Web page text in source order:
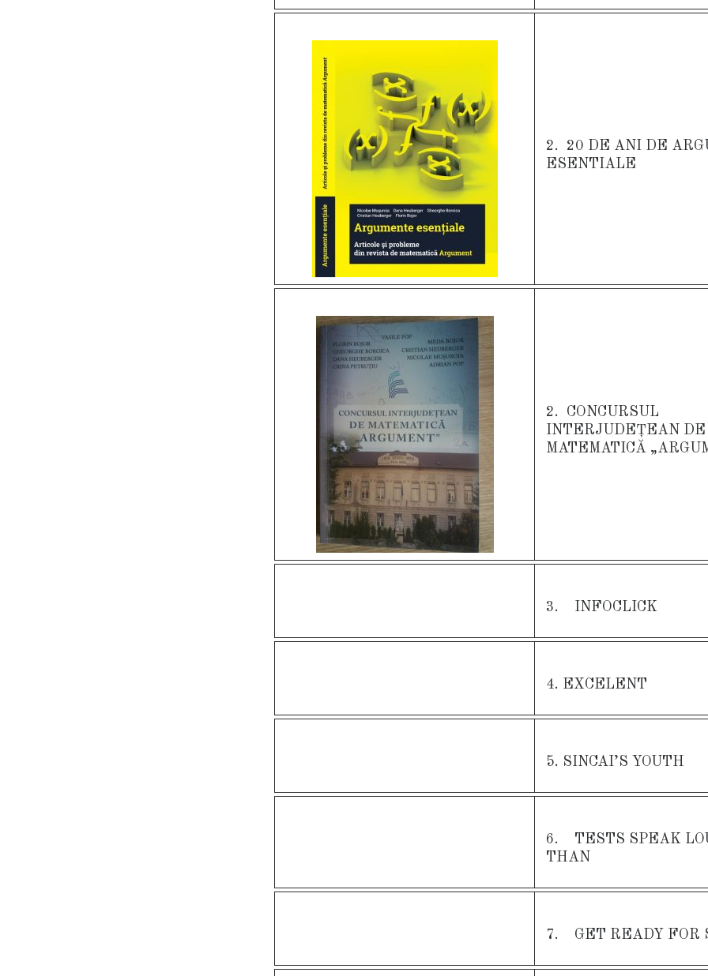
2. 20 DE ANI DE
ESENTIALE
2. CONCURSUL
INTERJUDEȚEAN DE
MATEMATICĂ
3. INFOCLICK
4. EXCELENT
5. SINCAI’S YOUTH
6. TESTS SPEAK
THAN
7. GET READY FOR